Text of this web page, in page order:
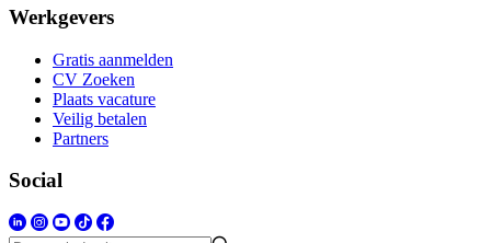
Werkgevers
Gratis aanmelden
CV Zoeken
Plaats vacature
Veilig betalen
Partners
Social